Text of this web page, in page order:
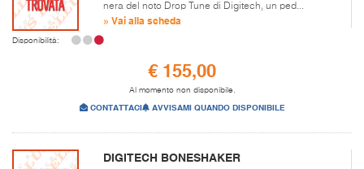
nera del noto Drop Tune di Digitech, un ped...
» Vai alla scheda
Disponibilità:
€ 155,00
Al momento non disponibile.
CONTATTACI AVVISAMI QUANDO DISPONIBILE
DIGITECH BONESHAKER